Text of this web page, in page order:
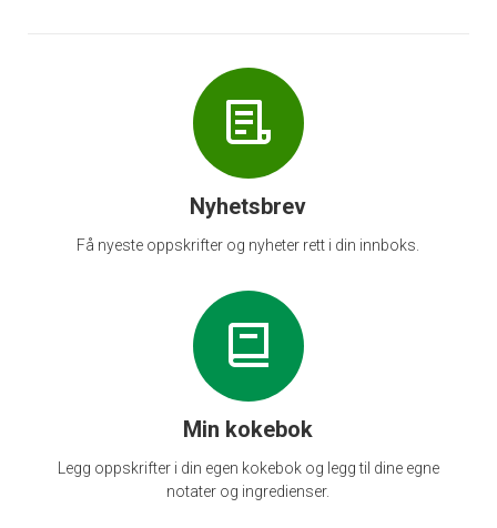
Nyhetsbrev
Få nyeste oppskrifter og nyheter rett i din innboks.
Min kokebok
Legg oppskrifter i din egen kokebok og legg til dine egne
notater og ingredienser.